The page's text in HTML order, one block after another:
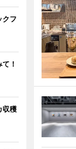
クフ
！
収穫